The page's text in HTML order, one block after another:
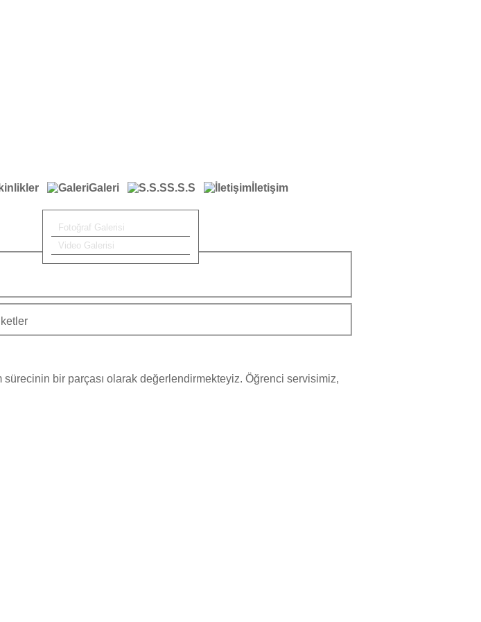
Galeri
Fotoğraf Galerisi
Video Galerisi
S.S.S İletişim
sürecinin bir parçası olarak değerlendirmekteyiz. Öğrenci servisimiz,